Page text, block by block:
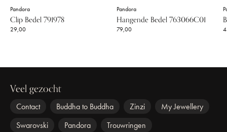
Pandora
Clip Bedel 791978
29,00
Pandora
Hangende Bedel 763066C01
79,00
Veel gezocht
Contact Buddha to Buddha Zinzi
My Jewellery
Swarovski
Pandora
Trouwringen